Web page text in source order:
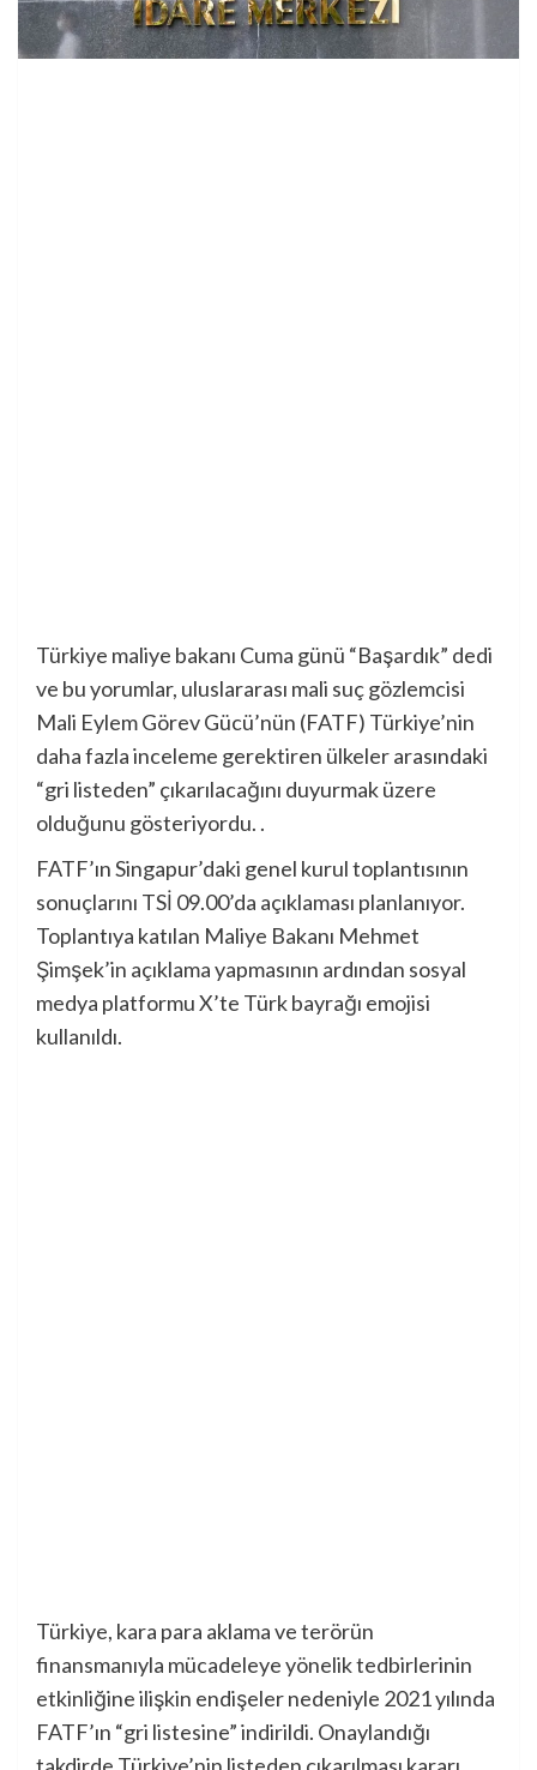
Türkiye maliye bakanı Cuma günü “Başardık” dedi
ve bu yorumlar, uluslararası mali suç gözlemcisi
Mali Eylem Görev Gücü’nün (FATF) Türkiye’nin
daha fazla inceleme gerektiren ülkeler arasındaki
“gri listeden” çıkarılacağını duyurmak üzere
olduğunu gösteriyordu. .
FATF’ın Singapur’daki genel kurul toplantısının
sonuçlarını TSİ 09.00’da açıklaması planlanıyor.
Toplantıya katılan Maliye Bakanı Mehmet
Şimşek’in açıklama yapmasının ardından sosyal
medya platformu X’te Türk bayrağı emojisi
kullanıldı.
Türkiye, kara para aklama ve terörün
finansmanıyla mücadeleye yönelik tedbirlerinin
etkinliğine ilişkin endişeler nedeniyle 2021 yılında
FATF’ın “gri listesine” indirildi. Onaylandığı